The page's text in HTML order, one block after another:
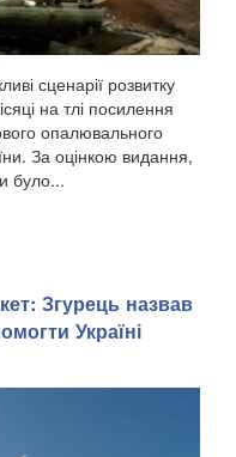
сценарії розвитку
на тлі посилення
опалювального
За оцінкою видання,
було...
Згурець назвав
Україні